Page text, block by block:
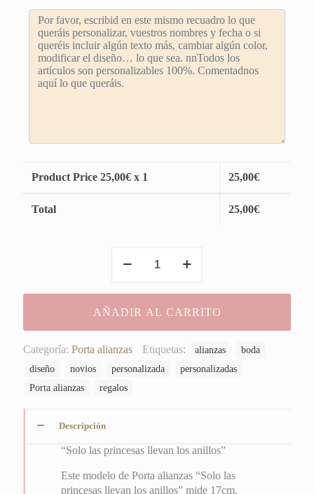
Product Price 25,00€ x 1 25,00€
Total 25,00€
llevan
los
AÑADIR AL CARRITO
Categoría: Porta alianzas Etiquetas: alianzas
boda
diseño
novios personalizada
personalizadas
Porta alianzas
regalos
Descripción
“Solo las princesas llevan los anillos”
Este modelo de Porta alianzas “Solo las
princesas llevan los anillos” mide 17cm,